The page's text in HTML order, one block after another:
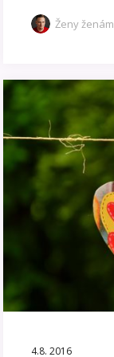
Ženy ženám
4.8. 2016